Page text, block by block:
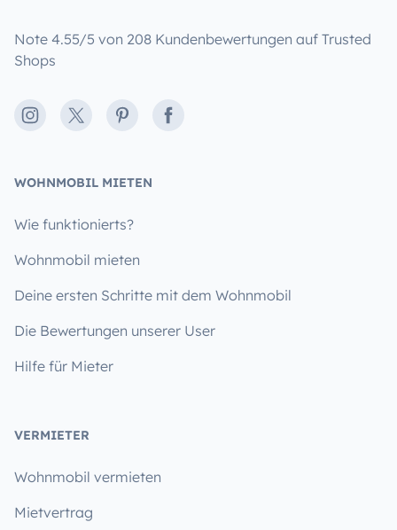
Note 4.55/5 von 208 Kundenbewertungen auf Trusted
Shops
Instagram
X PinterestFacebook
WOHNMOBIL MIETEN
Wie funktionierts?
Wohnmobil mieten
Deine ersten Schritte mit dem Wohnmobil
Die Bewertungen unserer User
Hilfe für Mieter
VERMIETER
Wohnmobil vermieten
Mietvertrag